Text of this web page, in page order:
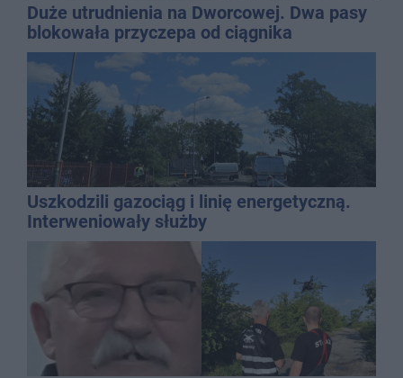
Duże utrudnienia na Dworcowej. Dwa pasy
blokowała przyczepa od ciągnika
Uszkodzili gazociąg i linię energetyczną.
Interweniowały służby